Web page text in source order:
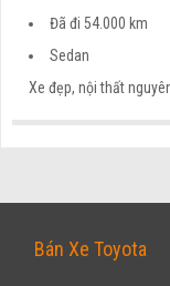
Đã đi 54.000 km
Sedan
Xe đẹp, nội thất
TOYOTA